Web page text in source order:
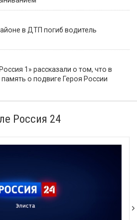
Ставрополья» появится в
Ткачева
тарифы на коммунальные
Калмыкии с сегодняшнего дня?
слухи о пожаре в